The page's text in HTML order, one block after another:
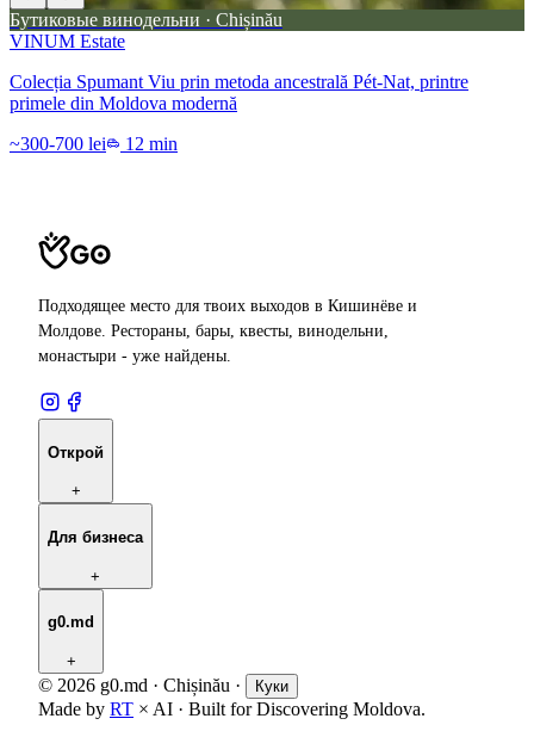
Бутиковые винодельни · Chișinău
VINUM Estate
Colecția Spumant Viu prin metoda ancestrală Pét-Nat, printre
primele din Moldova modernă
~300-700 lei
12 min
Подходящее место для твоих выходов в Кишинёве и
Молдове. Рестораны, бары, квесты, винодельни,
монастыри - уже найдены.
Открой
+
Для бизнеса
+
g0.md
+
© 2026 g0.md · Chișinău · Куки
Made by RT × AI · Built for Discovering Moldova.